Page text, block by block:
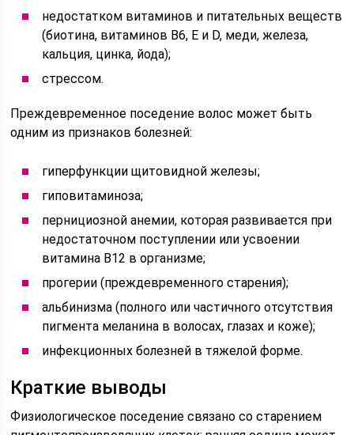
недостатком витаминов и питательных веществ
(биотина, витаминов В6, Е и D, меди, железа,
кальция, цинка, йода);
стрессом.
Преждевременное поседение волос может быть
одним из признаков болезней:
гиперфункции щитовидной железы;
гиповитаминоза;
пернициозной анемии, которая развивается при
недостаточном поступлении или усвоении
витамина В12 в организме;
прогерии (преждевременного старения);
альбинизма (полного или частичного отсутствия
пигмента меланина в волосах, глазах и коже);
инфекционных болезней в тяжелой форме.
Краткие выводы
Физиологическое поседение связано со старением